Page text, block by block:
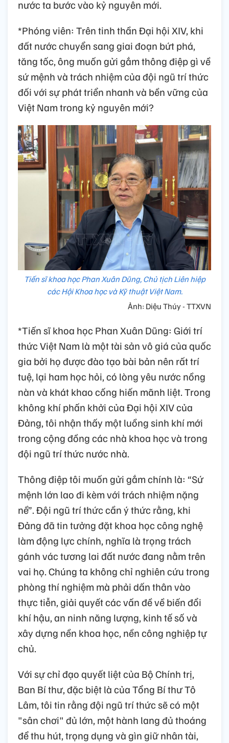
nước ta bước vào kỷ nguyên mới.
*Phóng viên: Trên tinh thần Đại hội XIV, khi
đất nước chuyển sang giai đoạn bứt phá,
tăng tốc, ông muốn gửi gắm thông điệp gì về
sứ mệnh và trách nhiệm của đội ngũ trí thức
đối với sự phát triển nhanh và bền vững của
Việt Nam trong kỷ nguyên mới?
Tiến sĩ khoa học Phan Xuân Dũng, Chủ tịch Liên hiệp
các Hội Khoa học và Kỹ thuật Việt Nam.
Ảnh: Diệu Thúy - TTXVN
*Tiến sĩ khoa học Phan Xuân Dũng: Giới trí
thức Việt Nam là một tài sản vô giá của quốc
gia bởi họ được đào tạo bài bản nên rất trí
tuệ, lại ham học hỏi, có lòng yêu nước nồng
nàn và khát khao cống hiến mãnh liệt. Trong
không khí phấn khởi của Đại hội XIV của
Đảng, tôi nhận thấy một luồng sinh khí mới
trong cộng đồng các nhà khoa học và trong
đội ngũ trí thức nước nhà.
Thông điệp tôi muốn gửi gắm chính là: “Sứ
mệnh lớn lao đi kèm với trách nhiệm nặng
nề”. Đội ngũ trí thức cần ý thức rằng, khi
Đảng đã tin tưởng đặt khoa học công nghệ
làm động lực chính, nghĩa là trọng trách
gánh vác tương lai đất nước đang nằm trên
vai họ. Chúng ta không chỉ nghiên cứu trong
phòng thí nghiệm mà phải dấn thân vào
thực tiễn, giải quyết các vấn đề về biến đổi
khí hậu, an ninh năng lượng, kinh tế số và
xây dựng nền khoa học, nền công nghiệp tự
chủ.
Với sự chỉ đạo quyết liệt của Bộ Chính trị,
Ban Bí thư, đặc biệt là của Tổng Bí thư Tô
Lâm, tôi tin rằng đội ngũ trí thức sẽ có một
"sân chơi" đủ lớn, một hành lang đủ thoáng
để thu hút, trọng dụng và gìn giữ nhân tài,